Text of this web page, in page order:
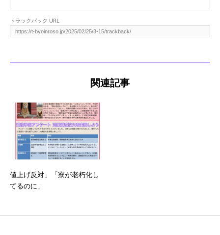
トラックバック URL
関連記事
値上げ反対」「寮が老朽化し
てるのに」